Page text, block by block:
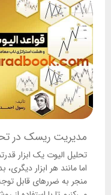
مدیریت ریسک در
تحلیل الیوت یک ابزار
اما مانند هر ابزار
منجر به ضررهای قابل